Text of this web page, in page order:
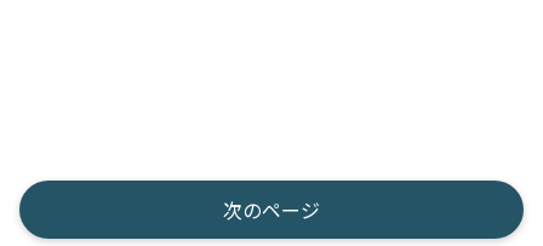
次のページ